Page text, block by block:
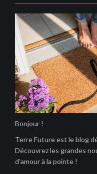
Bonjour !
Terre Future est le blog
Découvrez les grandes
d’amour à la pointe !